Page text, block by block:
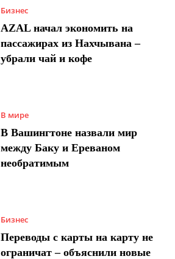
Бизнес
AZAL начал экономить на
пассажирах из Нахчывана –
убрали чай и кофе
В мире
В Вашингтоне назвали мир
между Баку и Ереваном
необратимым
Бизнес
Переводы с карты на карту не
ограничат – объяснили новые